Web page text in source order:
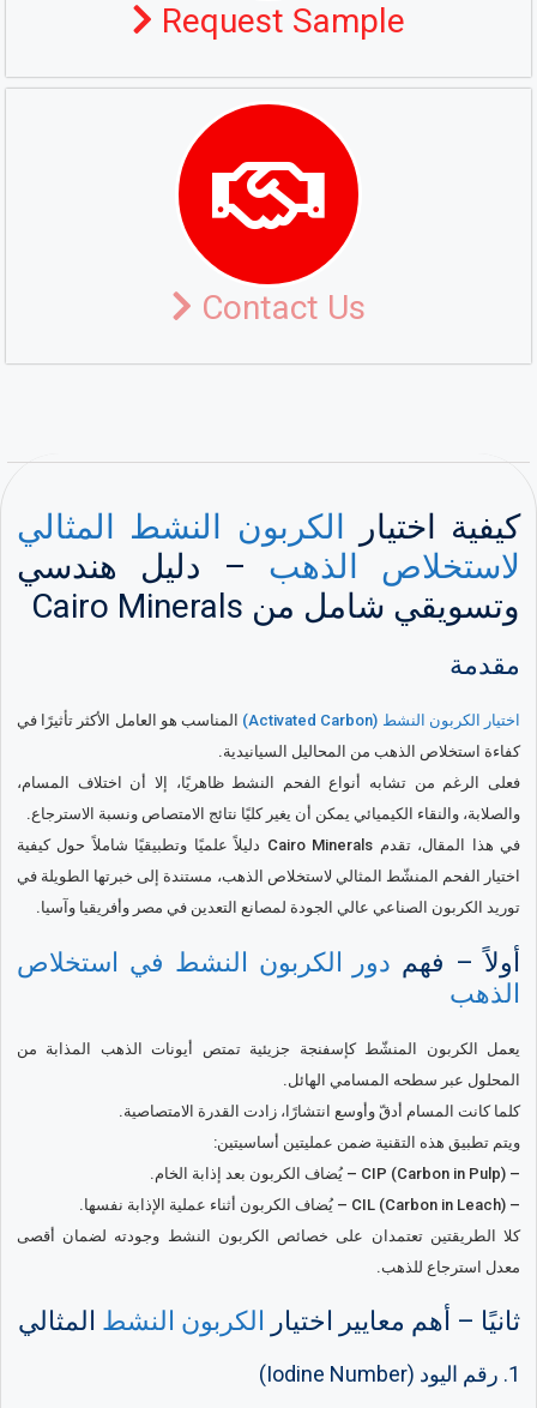
Request Sample
Contact Us
كيفية اختيار
الكربون النشط المثالي
لاستخلاص الذهب – دليل هندسي
وتسويقي شامل من Cairo Minerals
مقدمة
اختيار الكربون النشط (Activated Carbon)
المناسب هو العامل الأكثر تأثيرًا في
كفاءة استخلاص الذهب من المحاليل السيانيدية.
فعلى الرغم من تشابه أنواع الفحم النشط ظاهريًا، إلا أن اختلاف المسام،
والصلابة، والنقاء الكيميائي يمكن أن يغير كليًا نتائج الامتصاص ونسبة الاسترجاع.
في هذا المقال، تقدم Cairo Minerals دليلاً علميًا وتطبيقيًا شاملاً حول كيفية
اختيار الفحم المنشّط المثالي لاستخلاص الذهب، مستندة إلى خبرتها الطويلة في
توريد الكربون الصناعي عالي الجودة لمصانع التعدين في مصر وأفريقيا وآسيا.
أولاً – فهم دور الكربون النشط في استخلاص
الذهب
يعمل الكربون المنشّط كإسفنجة جزيئية تمتص أيونات الذهب المذابة من
المحلول عبر سطحه المسامي الهائل.
كلما كانت المسام أدقّ وأوسع انتشارًا، زادت القدرة الامتصاصية.
ويتم تطبيق هذه التقنية ضمن عمليتين أساسيتين:
– CIP (Carbon in Pulp) – يُضاف الكربون بعد إذابة الخام.
– CIL (Carbon in Leach) – يُضاف الكربون أثناء عملية الإذابة نفسها.
كلا الطريقتين تعتمدان على خصائص الكربون النشط وجودته لضمان أقصى
معدل استرجاع للذهب.
ثانيًا – أهم معايير اختيار الكربون النشط المثالي
1. رقم اليود (Iodine Number)